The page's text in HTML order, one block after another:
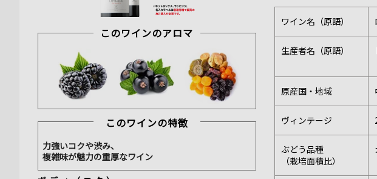
このワインのアロマ
このワインの特徴
力強いコクや渋み、
複雑味が魅力の重厚なワイン
ワイン名（原語）
生産者名（原語）
原産国・地域
ヴィンテージ
ぶどう品種
（栽培面積比）